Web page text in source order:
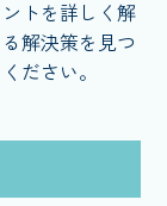
トを詳しく解
解決策を見つ
ださい。